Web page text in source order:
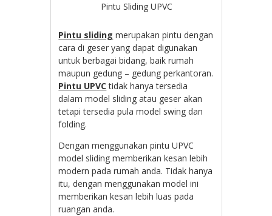
Pintu Sliding UPVC
Pintu sliding merupakan pintu dengan
cara di geser yang dapat digunakan
untuk berbagai bidang, baik rumah
maupun gedung – gedung perkantoran.
Pintu UPVCtidak hanya tersedia
dalam model sliding atau geser akan
tetapi tersedia pula model swing dan
folding.
Dengan menggunakan pintu UPVC
model sliding memberikan kesan lebih
modern pada rumah anda. Tidak hanya
itu, dengan menggunakan model ini
memberikan kesan lebih luas pada
ruangan anda.